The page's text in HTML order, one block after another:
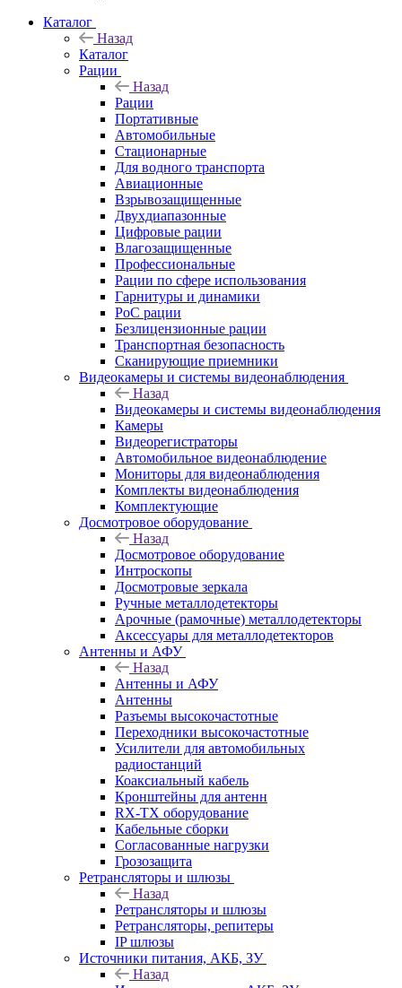
Каталог
Назад
Каталог
Рации
Назад
Рации
Портативные
Автомобильные
Стационарные
Для водного транспорта
Авиационные
Взрывозащищенные
Двухдиапазонные
Цифровые рации
Влагозащищенные
Профессиональные
Рации по сфере использования
Гарнитуры и динамики
PoC рации
Безлицензионные рации
Транспортная безопасность
Сканирующие приемники
Видеокамеры и системы видеонаблюдения
Назад
Видеокамеры и системы видеонаблюдения
Камеры
Видеорегистраторы
Автомобильное видеонаблюдение
Мониторы для видеонаблюдения
Комплекты видеонаблюдения
Комплектующие
Досмотровое оборудование
Назад
Досмотровое оборудование
Интроскопы
Досмотровые зеркала
Ручные металлодетекторы
Арочные (рамочные) металлодетекторы
Аксессуары для металлодетекторов
Антенны и АФУ
Назад
Антенны и АФУ
Антенны
Разъемы высокочастотные
Переходники высокочастотные
Усилители для автомобильных
радиостанций
Коаксиальный кабель
Кронштейны для антенн
RX-TX оборудование
Кабельные сборки
Согласованные нагрузки
Грозозащита
Ретрансляторы и шлюзы
Назад
Ретрансляторы и шлюзы
Ретрансляторы, репитеры
IP шлюзы
Источники питания, АКБ, ЗУ
Назад